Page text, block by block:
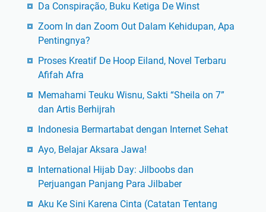
Da Conspiração, Buku Ketiga De Winst
Zoom In dan Zoom Out Dalam Kehidupan, Apa
Pentingnya?
Proses Kreatif De Hoop Eiland, Novel Terbaru
Afifah Afra
Memahami Teuku Wisnu, Sakti “Sheila on 7”
dan Artis Berhijrah
Indonesia Bermartabat dengan Internet Sehat
Ayo, Belajar Aksara Jawa!
International Hijab Day: Jilboobs dan
Perjuangan Panjang Para Jilbaber
Aku Ke Sini Karena Cinta (Catatan Tentang